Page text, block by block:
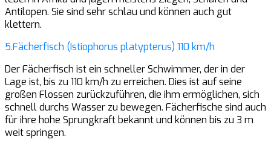
Antilopen. Sie sind sehr schlau und können auch gut
klettern.
5.Fächerfisch (Istiophorus platypterus) 110 km/h
Der Fächerfisch ist ein schneller Schwimmer, der in der
Lage ist, bis zu 110 km/h zu erreichen. Dies ist auf seine
großen Flossen zurückzuführen, die ihm ermöglichen, sich
schnell durchs Wasser zu bewegen. Fächerfische sind auch
für ihre hohe Sprungkraft bekannt und können bis zu 3 m
weit springen.